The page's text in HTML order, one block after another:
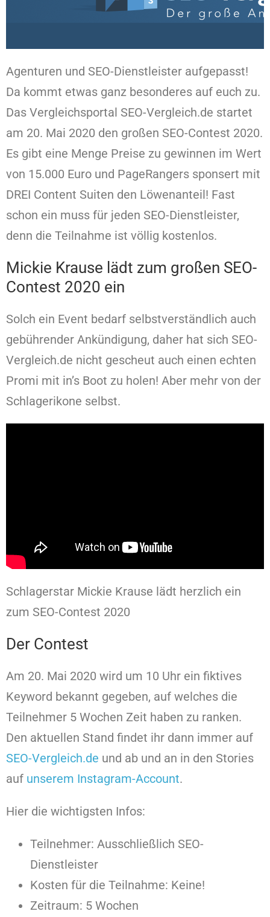
Agenturen und SEO-Dienstleister aufgepasst!
Da kommt etwas ganz besonderes auf euch zu.
Das Vergleichsportal SEO-Vergleich.de startet
am 20. Mai 2020 den großen SEO-Contest 2020.
Es gibt eine Menge Preise zu gewinnen im Wert
von 15.000 Euro und PageRangers sponsert mit
DREI Content Suiten den Löwenanteil! Fast
schon ein muss für jeden SEO-Dienstleister,
denn die Teilnahme ist völlig kostenlos.
Mickie Krause lädt zum großen SEO-
Contest 2020 ein
Solch ein Event bedarf selbstverständlich auch
gebührender Ankündigung, daher hat sich SEO-
Vergleich.de nicht gescheut auch einen echten
Promi mit in’s Boot zu holen! Aber mehr von der
Schlagerikone selbst.
Schlagerstar Mickie Krause lädt herzlich ein
zum SEO-Contest 2020
Der Contest
Am 20. Mai 2020 wird um 10 Uhr ein fiktives
Keyword bekannt gegeben, auf welches die
Teilnehmer 5 Wochen Zeit haben zu ranken.
Den aktuellen Stand findet ihr dann immer auf
SEO-Vergleich.de und ab und an in den Stories
auf unserem Instagram-Account.
Hier die wichtigsten Infos:
Teilnehmer: Ausschließlich SEO-
Dienstleister
Kosten für die Teilnahme: Keine!
Zeitraum: 5 Wochen